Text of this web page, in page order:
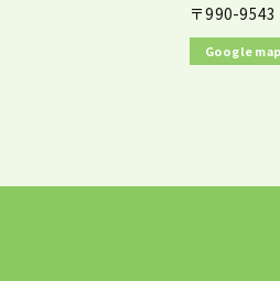
〒990-9543
Google